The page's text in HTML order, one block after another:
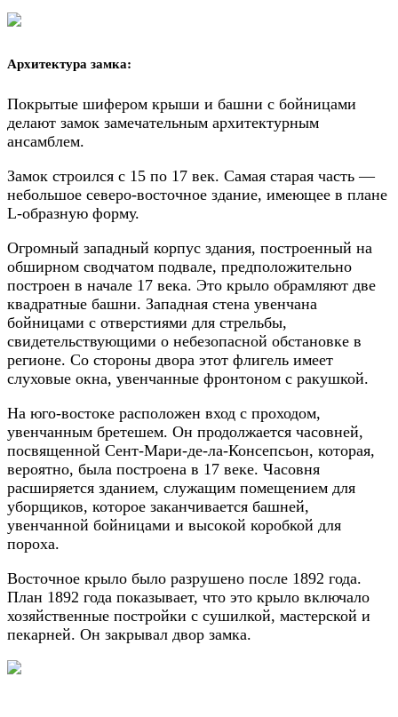
Архитектура замка:
Покрытые шифером крыши и башни с бойницами
делают замок замечательным архитектурным
ансамблем.
Замок строился с 15 по 17 век. Самая старая часть —
небольшое северо-восточное здание, имеющее в плане
L-образную форму.
Огромный западный корпус здания, построенный на
обширном сводчатом подвале, предположительно
построен в начале 17 века. Это крыло обрамляют две
квадратные башни. Западная стена увенчана
бойницами с отверстиями для стрельбы,
свидетельствующими о небезопасной обстановке в
регионе. Со стороны двора этот флигель имеет
слуховые окна, увенчанные фронтоном с ракушкой.
На юго-востоке расположен вход с проходом,
увенчанным бретешем. Он продолжается часовней,
посвященной Сент-Мари-де-ла-Консепсьон, которая,
вероятно, была построена в 17 веке. Часовня
расширяется зданием, служащим помещением для
уборщиков, которое заканчивается башней,
увенчанной бойницами и высокой коробкой для
пороха.
Восточное крыло было разрушено после 1892 года.
План 1892 года показывает, что это крыло включало
хозяйственные постройки с сушилкой, мастерской и
пекарней. Он закрывал двор замка.